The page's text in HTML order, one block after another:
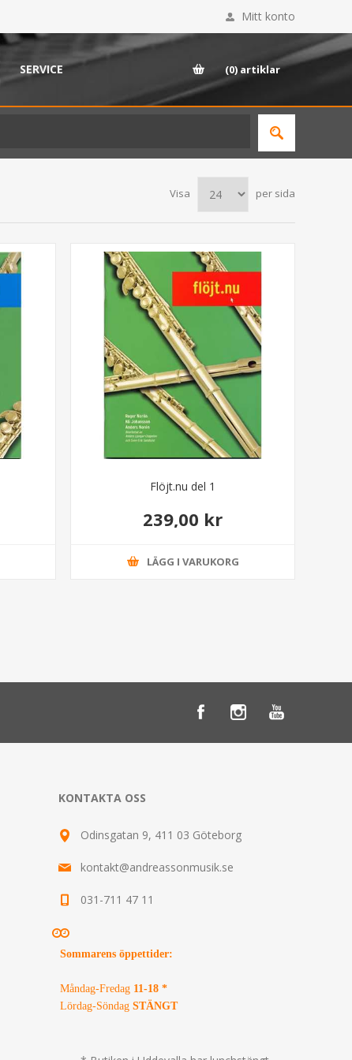
Mitt konto
SERVICE (0) artiklar
Visa per sida
Flöjt.nu del 1
239,00 kr
LÄGG I VARUKORG
KONTAKTA OSS
Odinsgatan 9, 411 03 Göteborg
kontakt@andreassonmusik.se
031-711 47 11
Sommarens öppettider:
Måndag-Fredag 11-18 *
Lördag-Söndag STÄNGT